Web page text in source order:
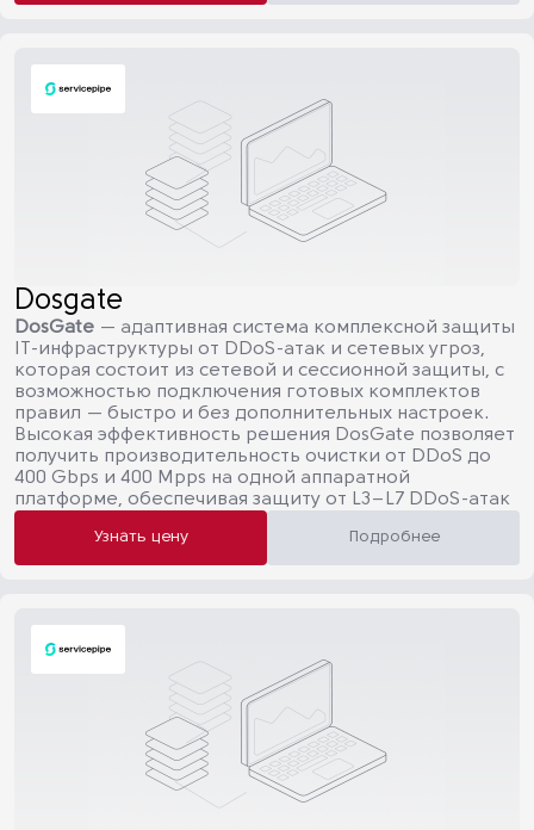
Dosgate
DosGate — адаптивная система комплексной защиты
IT-инфраструктуры от DDoS-атак и сетевых угроз,
которая состоит из сетевой и сессионной защиты, с
возможностью подключения готовых комплектов
правил — быстро и без дополнительных настроек.
Высокая эффективность решения DosGate позволяет
получить производительность очистки от DDoS до
400 Gbps и 400 Mpps на одной аппаратной
платформе, обеспечивая защиту от L3–L7 DDoS-атак
Узнать цену Подробнее